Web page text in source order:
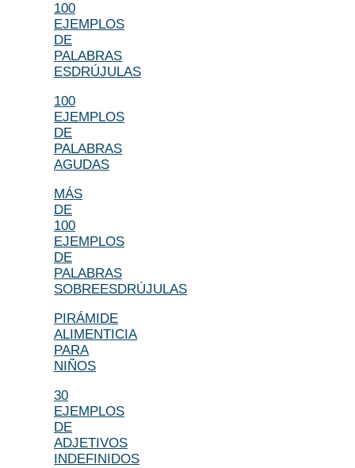
100
EJEMPLOS
DE
PALABRAS
ESDRÚJULAS
100
EJEMPLOS
DE
PALABRAS
AGUDAS
MÁS
DE
100
EJEMPLOS
DE
PALABRAS
SOBREESDRÚJULAS
PIRÁMIDE
ALIMENTICIA
PARA
NIÑOS
30
EJEMPLOS
DE
ADJETIVOS
INDEFINIDOS